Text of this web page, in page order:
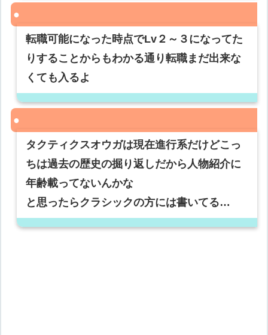
転職可能になった時点でLv２～３になってた
りすることからもわかる通り転職まだ出来な
くても入るよ
タクティクスオウガは現在進行系だけどこっ
ちは過去の歴史の掘り返しだから人物紹介に
年齢載ってないんかな
と思ったらクラシックの方には書いてる…